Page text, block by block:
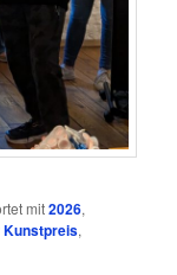
mit2026,
,